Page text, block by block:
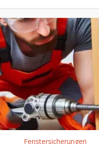
Fenstersicherungen